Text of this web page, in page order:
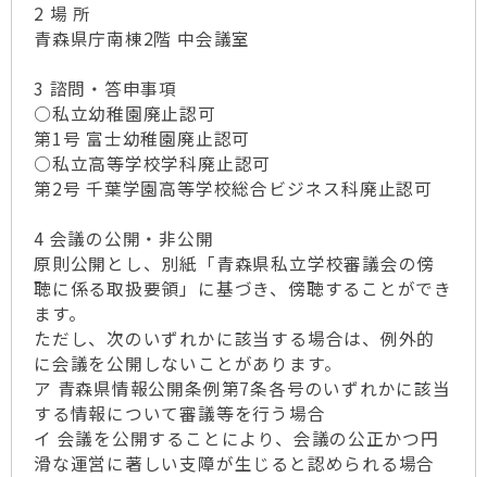
2 場 所
青森県庁南棟2階 中会議室
3 諮問・答申事項
○私立幼稚園廃止認可
第1号 富士幼稚園廃止認可
○私立高等学校学科廃止認可
第2号 千葉学園高等学校総合ビジネス科廃止認可
4 会議の公開・非公開
原則公開とし、別紙「青森県私立学校審議会の傍
聴に係る取扱要領」に基づき、傍聴することができ
ます。
ただし、次のいずれかに該当する場合は、例外的
に会議を公開しないことがあります。
ア 青森県情報公開条例第7条各号のいずれかに該当
する情報について審議等を行う場合
イ 会議を公開することにより、会議の公正かつ円
滑な運営に著しい支障が生じると認められる場合